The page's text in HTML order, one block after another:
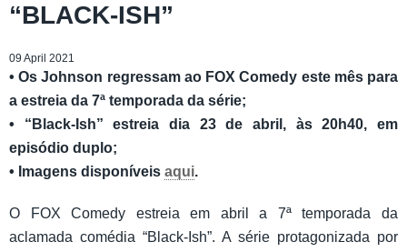
“BLACK-ISH”
09 April 2021
• Os Johnson regressam ao FOX Comedy este mês para
a estreia da 7ª temporada da série;
• “Black-Ish” estreia dia 23 de abril, às 20h40, em
episódio duplo;
• Imagens disponíveis aqui.
O FOX Comedy estreia em abril a 7ª temporada da
aclamada comédia “Black-Ish”. A série protagonizada por